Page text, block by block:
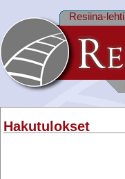
Resiina-lehti
Hakutulokset